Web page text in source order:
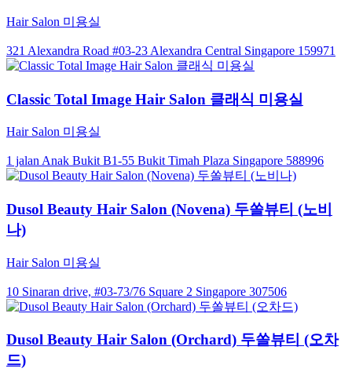
Hair Salon 미용실
321 Alexandra Road #03-23 Alexandra Central Singapore 159971
Classic Total Image Hair Salon 클래식 미용실
Hair Salon 미용실
1 jalan Anak Bukit B1-55 Bukit Timah Plaza Singapore 588996
Dusol Beauty Hair Salon (Novena) 두쏠뷰티 (노비
나)
Hair Salon 미용실
10 Sinaran drive, #03-73/76 Square 2 Singapore 307506
Dusol Beauty Hair Salon (Orchard) 두쏠뷰티 (오차
드)